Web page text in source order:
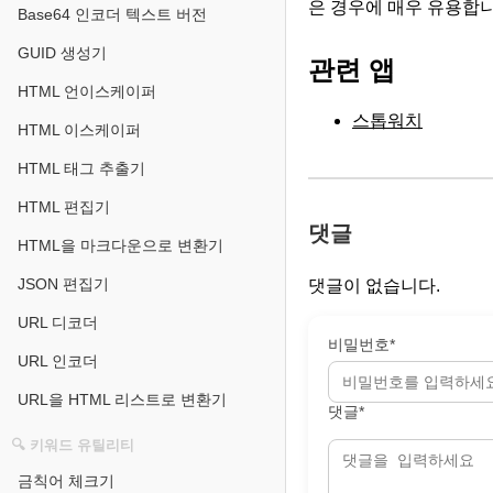
Base64 인코더 텍스트 버전
GUID 생성기
HTML 언이스케이퍼
HTML 이스케이퍼
HTML 태그 추출기
HTML 편집기
HTML을 마크다운으로 변환기
JSON 편집기
URL 디코더
URL 인코더
URL을 HTML 리스트로 변환기
🔍 키워드 유틸리티
금칙어 체크기
은 경우에 매우 유용합
관련 앱
스톱워치
댓글
댓글이 없습니다.
비밀번호*
댓글*